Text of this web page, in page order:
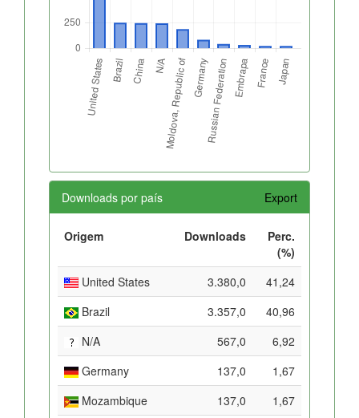
Downloads por país Export
Origem Downloads
Perc.
(%)
United States
3.380,0
41,24
Brazil
3.357,0
40,96
N/A
567,0
6,92
Germany
137,0
1,67
Mozambique
137,0
1,67